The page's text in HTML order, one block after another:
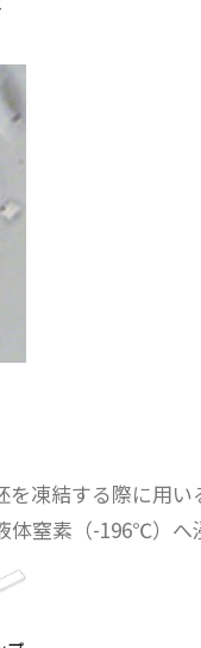
凍結する際に用
窒素（-196℃）へ